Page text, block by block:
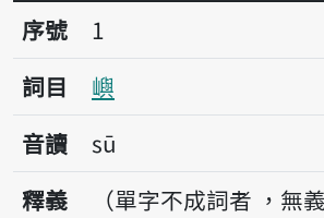
序號1嶼
序號
1
詞目
嶼
音讀
sū
釋義
（單字不成詞者 ，無義